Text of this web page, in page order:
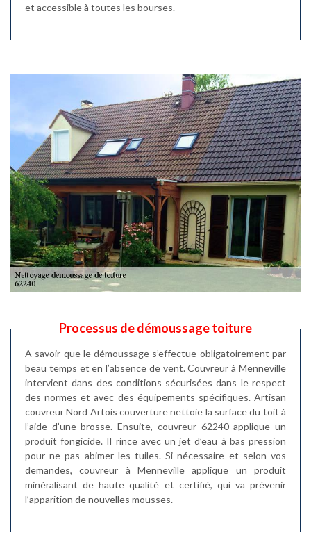
et accessible à toutes les bourses.
Processus de démoussage toiture
A savoir que le démoussage s’effectue obligatoirement par
beau temps et en l’absence de vent. Couvreur à Menneville
intervient dans des conditions sécurisées dans le respect
des normes et avec des équipements spécifiques. Artisan
couvreur Nord Artois couverture nettoie la surface du toit à
l’aide d’une brosse. Ensuite, couvreur 62240 applique un
produit fongicide. Il rince avec un jet d’eau à bas pression
pour ne pas abimer les tuiles. Si nécessaire et selon vos
demandes, couvreur à Menneville applique un produit
minéralisant de haute qualité et certifié, qui va prévenir
l’apparition de nouvelles mousses.